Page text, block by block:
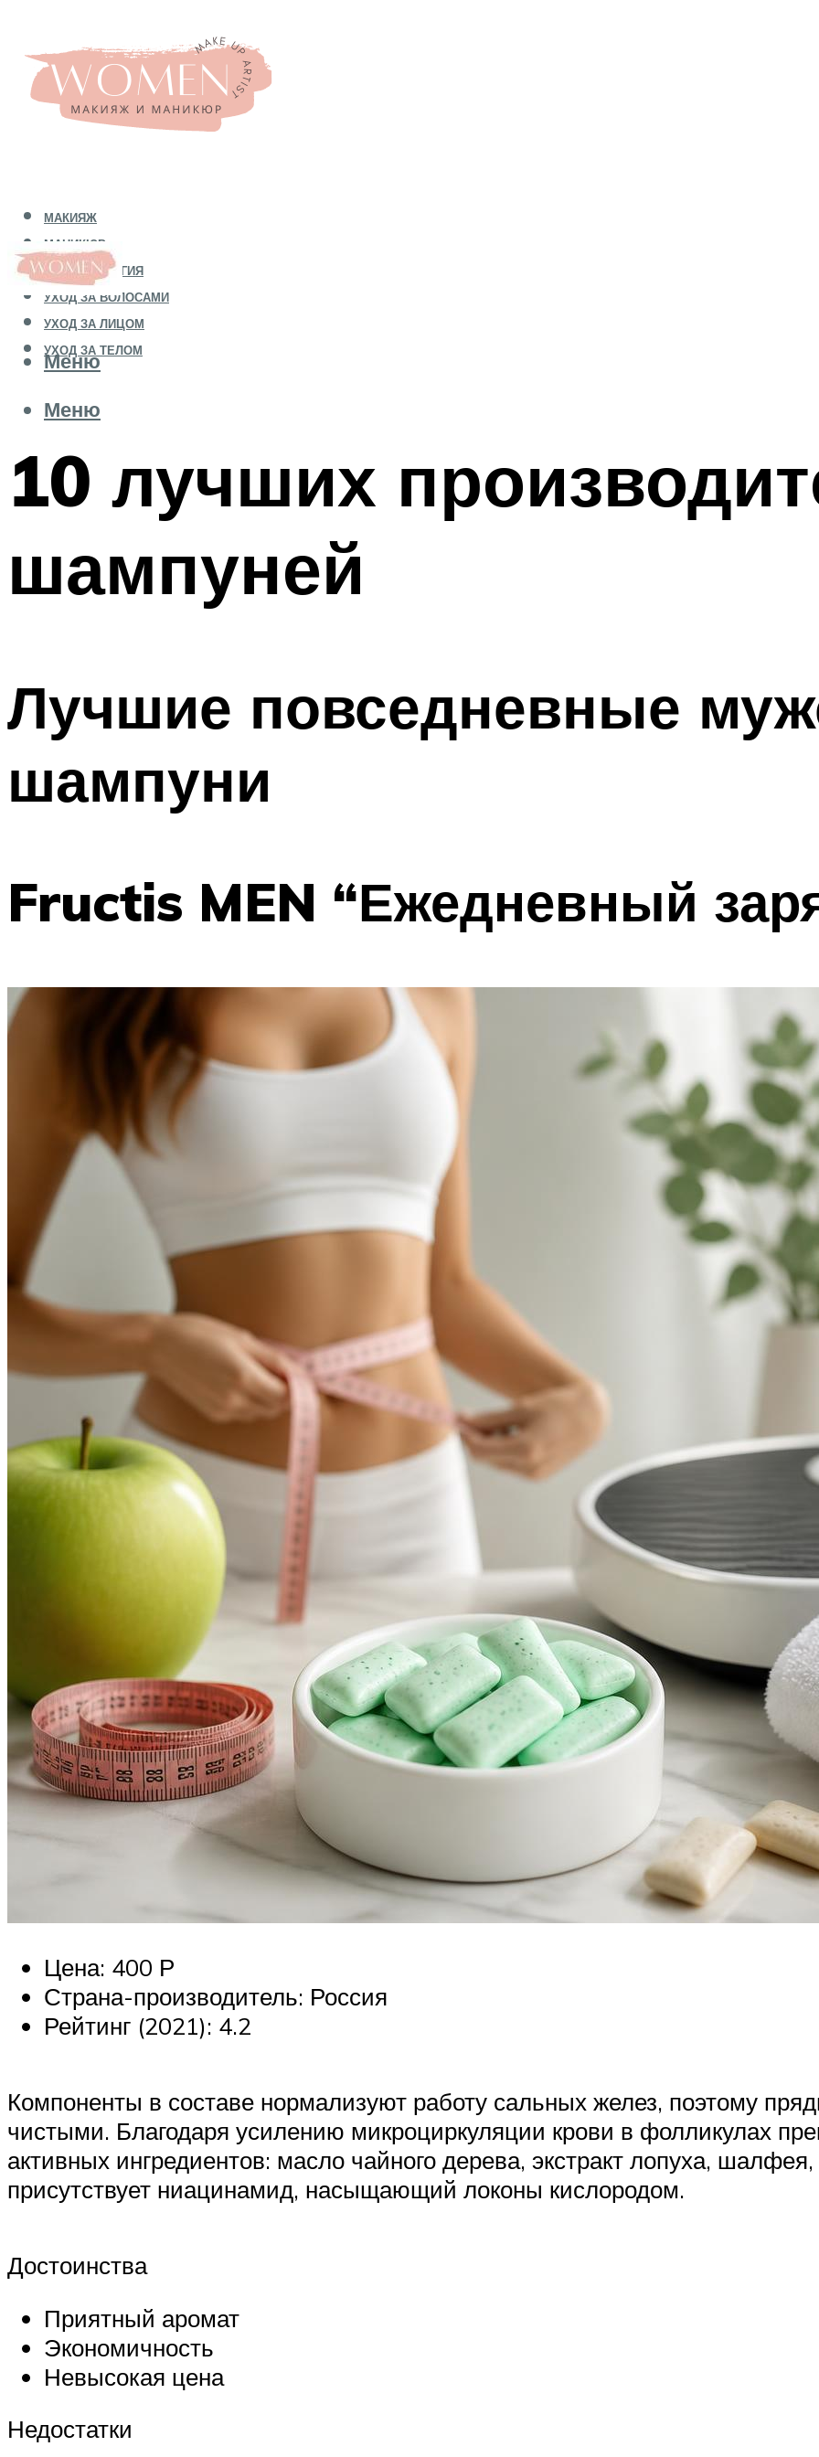
МАКИЯЖ
МАНИКЮР
КОСМЕТОЛОГИЯ
УХОД ЗА ВОЛОСАМИ
УХОД ЗА ЛИЦОМ
УХОД ЗА ТЕЛОМ
Меню
Меню
10 лучших
шампуней
Лучшие повседневные
шампуни
Fructis MEN “Ежедневный
Цена: 400 Р
Страна-производитель: Россия
Рейтинг (2021): 4.2
Компоненты в составе нормализуют работу сальных желез, поэтому
чистыми. Благодаря усилению микроциркуляции крови в фолликулах
активных ингредиентов: масло чайного дерева, экстракт лопуха,
присутствует ниацинамид, насыщающий локоны кислородом.
Достоинства
Приятный аромат
Экономичность
Невысокая цена
Недостатки